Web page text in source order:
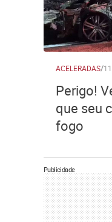
ACELERADAS/
Perigo!
que seu
fogo
Publicidade